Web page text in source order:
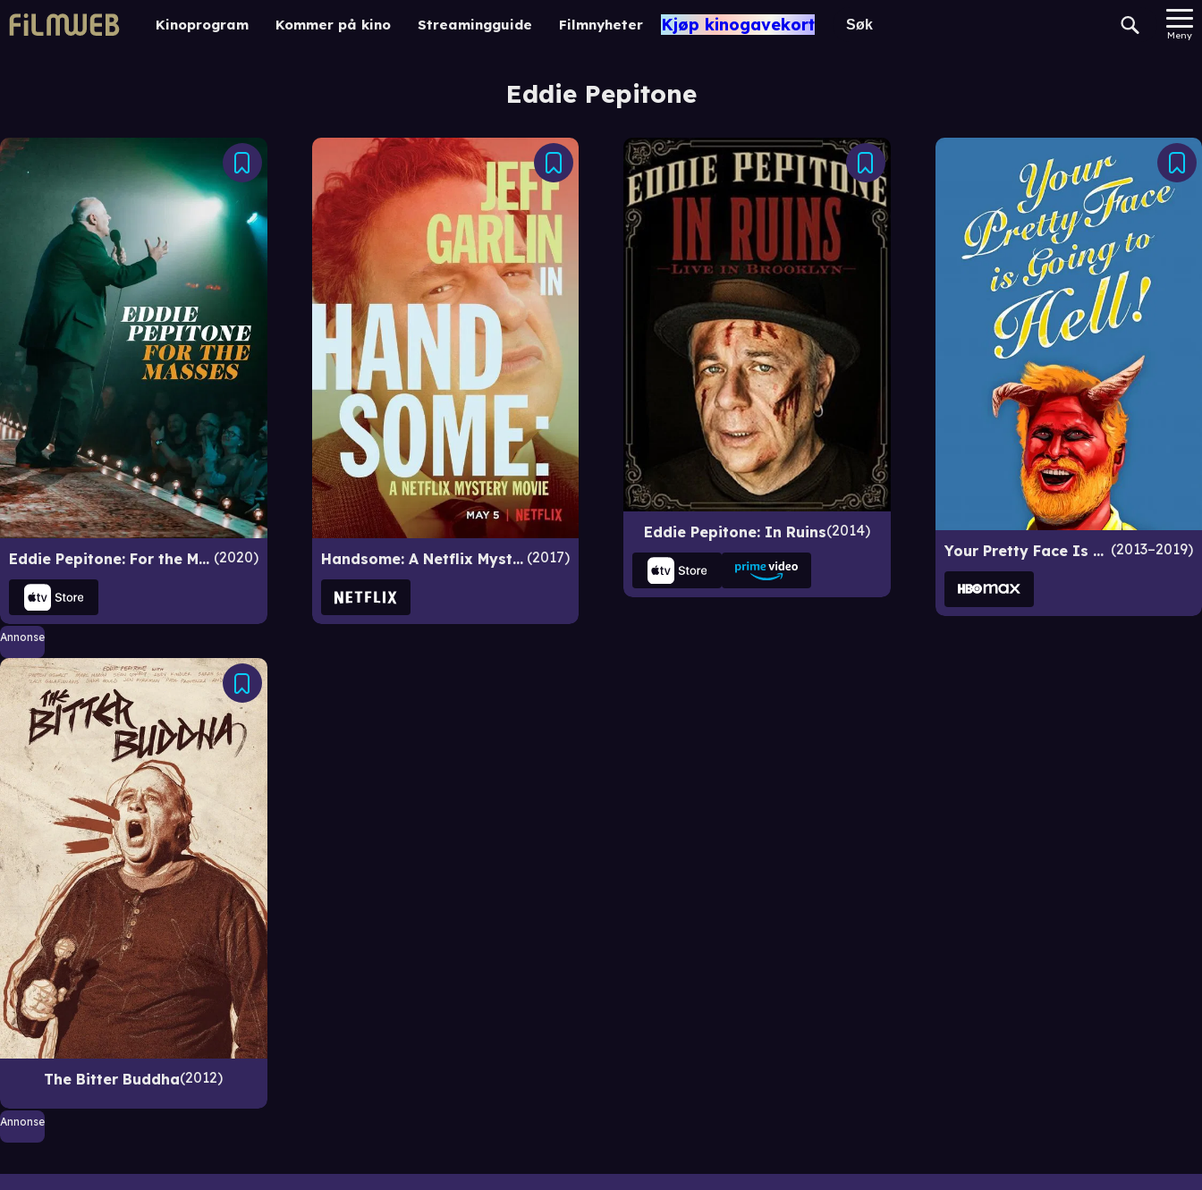
Kinoprogram Kommer på kino Streamingguide Filmnyheter Kjøp kinogavekort
Meny
Eddie Pepitone
Eddie Pepitone: For the Masses 2020 Handsome: A Netflix Mystery Movie 2017
Eddie Pepitone: In Ruins 2014
Your Pretty Face Is Going to Hell
2013–2019
Annonse
The Bitter Buddha 2012
Annonse